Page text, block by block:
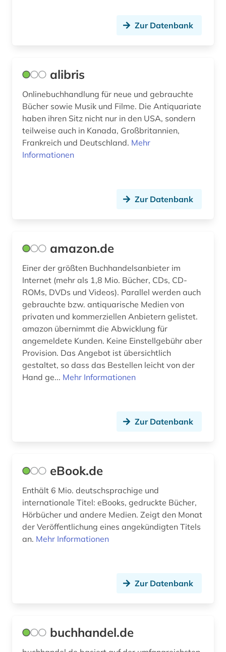
Zur Datenbank
alibris
Onlinebuchhandlung für neue und gebrauchte
Bücher sowie Musik und Filme. Die Antiquariate
haben ihren Sitz nicht nur in den USA, sondern
teilweise auch in Kanada, Großbritannien,
Frankreich und Deutschland. Mehr
Informationen
Zur Datenbank
amazon.de
Einer der größten Buchhandelsanbieter im
Internet (mehr als 1,8 Mio. Bücher, CDs, CD-
ROMs, DVDs und Videos). Parallel werden auch
gebrauchte bzw. antiquarische Medien von
privaten und kommerziellen Anbietern gelistet.
amazon übernimmt die Abwicklung für
angemeldete Kunden. Keine Einstellgebühr aber
Provision. Das Angebot ist übersichtlich
gestaltet, so dass das Bestellen leicht von der
Hand ge... Mehr Informationen
Zur Datenbank
eBook.de
Enthält 6 Mio. deutschsprachige und
internationale Titel: eBooks, gedruckte Bücher,
Hörbücher und andere Medien. Zeigt den Monat
der Veröffentlichung eines angekündigten Titels
an. Mehr Informationen
Zur Datenbank
buchhandel.de